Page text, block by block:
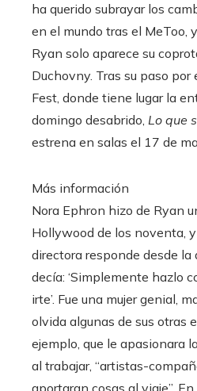
ha querido subrayar los
en el mundo tras el MeToo,
Ryan solo aparece su
Duchovny. Tras su paso por
Fest, donde tiene lugar la
domingo desabrido, Lo que
estrena en salas el 17 de
Más información
Nora Ephron hizo de Ryan
Hollywood de los noventa,
directora responde desde la
decía: ‘Simplemente hazlo
irte’. Fue una mujer genial,
olvida algunas de sus otras
ejemplo, que le apasionara
al trabajar, “artistas-